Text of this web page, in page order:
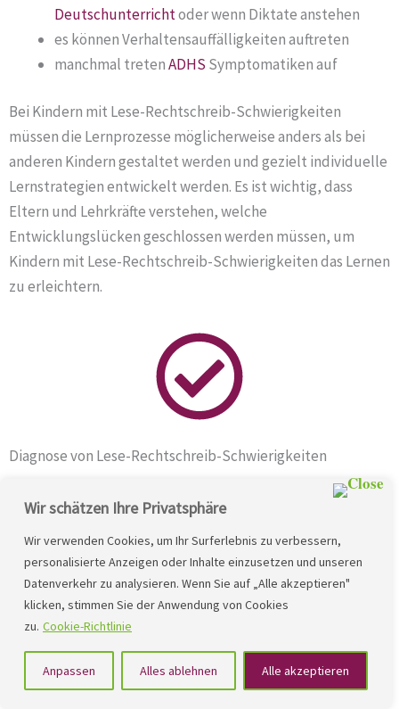
Wir schätzen Ihre Privatsphäre
Wir verwenden Cookies, um Ihr Surferlebnis zu verbessern,
personalisierte Anzeigen oder Inhalte einzusetzen und unseren
Datenverkehr zu analysieren. Wenn Sie auf „Alle akzeptieren"
klicken, stimmen Sie der Anwendung von Cookies
zu. Cookie-Richtlinie
Anpassen Alles ablehnen Alle akzeptieren
Deutschunterrichtoder wenn Diktate anstehen
es können Verhaltensauffälligkeiten auftreten
manchmal tretenADHS Symptomatiken auf
Bei Kindern mit Lese-Rechtschreib-Schwierigkeiten
müssen die Lernprozesse möglicherweise anders als bei
anderen Kindern gestaltet werden und gezielt individuelle
Lernstrategien entwickelt werden. Es ist wichtig, dass
Eltern und Lehrkräfte verstehen, welche
Entwicklungslücken geschlossen werden müssen, um
Kindern mit Lese-Rechtschreib-Schwierigkeiten das Lernen
zu erleichtern.
Diagnose von Lese-Rechtschreib-Schwierigkeiten
Nach der Diagnose von Lese-Rechtschreib-Schwierigkeiten
kann eine passende integrative
werden. Die Unterstützung sollte auf den individuellen
Bedürfnissen des Kindes basieren. Eine effektive
integrative
Lerntherapie
erfordert einen ganzheitlichen
Ansatz, der sich auf die Förderung der Fähigkeit im
Schriftspracherwerb, der Persönlichkeit und des
Verständnisses konzentrieren muss.